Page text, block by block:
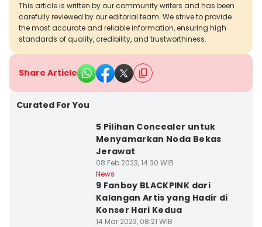
This article is written by our community writers and has been
carefully reviewed by our editorial team. We strive to provide
the most accurate and reliable information, ensuring high
standards of quality, credibility, and trustworthiness.
Share Article
Curated For You
5 Pilihan Concealer untuk
Menyamarkan Noda Bekas
Jerawat
08 Feb 2023, 14:30 WIB
News
9 Fanboy BLACKPINK dari
Kalangan Artis yang Hadir di
Konser Hari Kedua
14 Mar 2023, 08:21 WIB